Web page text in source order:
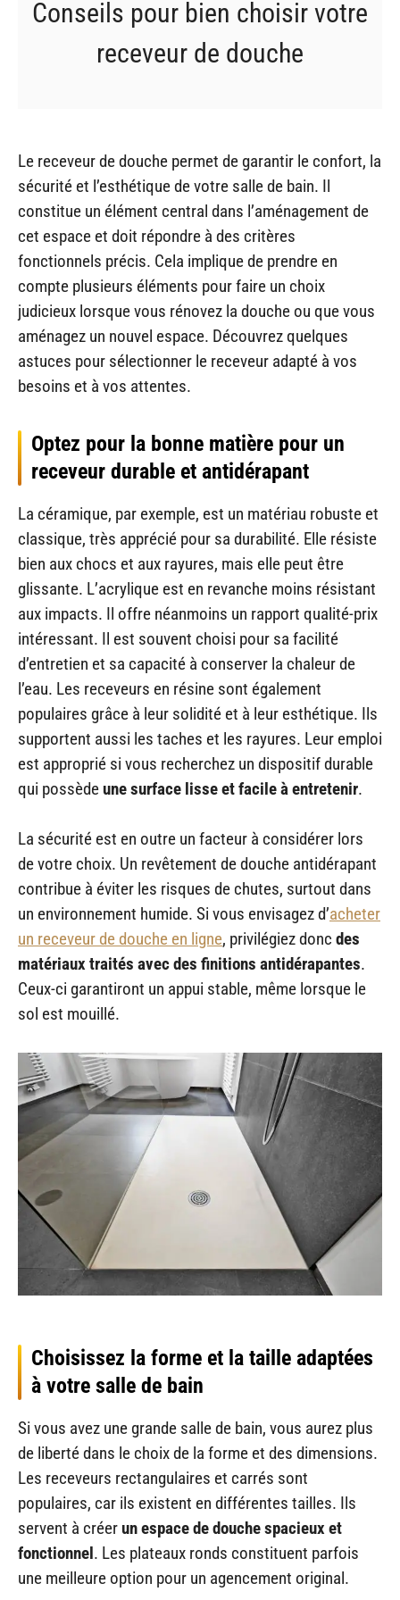
Conseils pour bien choisir votre
receveur de douche
Le receveur de douche permet de garantir le confort, la
sécurité et l’esthétique de votre salle de bain. Il
constitue un élément central dans l’aménagement de
cet espace et doit répondre à des critères
fonctionnels précis. Cela implique de prendre en
compte plusieurs éléments pour faire un choix
judicieux lorsque vous rénovez la douche ou que vous
aménagez un nouvel espace. Découvrez quelques
astuces pour sélectionner le receveur adapté à vos
besoins et à vos attentes.
Optez pour la bonne matière pour un
receveur durable et antidérapant
La céramique, par exemple, est un matériau robuste et
classique, très apprécié pour sa durabilité. Elle résiste
bien aux chocs et aux rayures, mais elle peut être
glissante. L’acrylique est en revanche moins résistant
aux impacts. Il offre néanmoins un rapport qualité-prix
intéressant. Il est souvent choisi pour sa facilité
d’entretien et sa capacité à conserver la chaleur de
l’eau. Les receveurs en résine sont également
populaires grâce à leur solidité et à leur esthétique. Ils
supportent aussi les taches et les rayures. Leur emploi
est approprié si vous recherchez un dispositif durable
qui possède une surface lisse et facile à entretenir.
La sécurité est en outre un facteur à considérer lors
de votre choix. Un revêtement de douche antidérapant
contribue à éviter les risques de chutes, surtout dans
un environnement humide. Si vous envisagez d’acheter
un receveur de douche en ligne, privilégiez donc des
matériaux traités avec des finitions antidérapantes.
Ceux-ci garantiront un appui stable, même lorsque le
sol est mouillé.
Choisissez la forme et la taille adaptées
à votre salle de bain
Si vous avez une grande salle de bain, vous aurez plus
de liberté dans le choix de la forme et des dimensions.
Les receveurs rectangulaires et carrés sont
populaires, car ils existent en différentes tailles. Ils
servent à créer un espace de douche spacieux et
fonctionnel. Les plateaux ronds constituent parfois
une meilleure option pour un agencement original.